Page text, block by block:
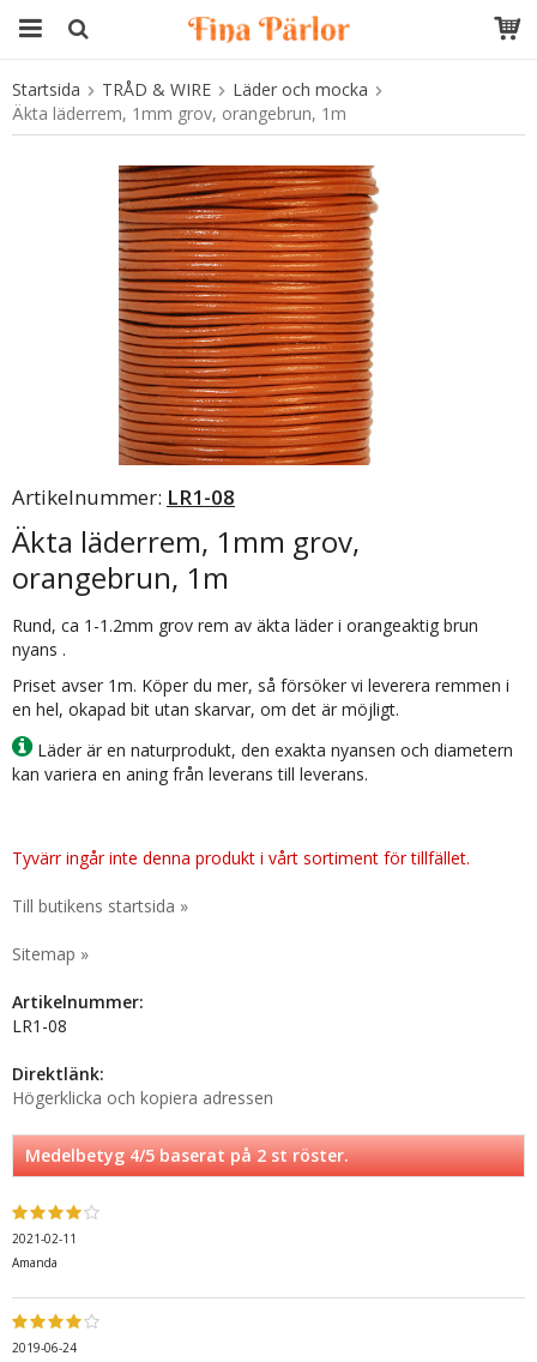
Produkten har blivit tillagd i varukorgen
Startsida TRÅD & WIRE
Läder och mocka
Äkta läderrem, 1mm grov, orangebrun, 1m
Artikelnummer: LR1-08
Äkta läderrem, 1mm grov,
orangebrun, 1m
Rund, ca 1-1.2mm grov rem av äkta läder i orangeaktig brun
nyans .
Priset avser 1m. Köper du mer, så försöker vi leverera remmen i
en hel, okapad bit utan skarvar, om det är möjligt.
Läder är en naturprodukt, den exakta nyansen och diametern
kan variera en aning från leverans till leverans.
Tyvärr ingår inte denna produkt i vårt sortiment för tillfället.
Till butikens startsida »
Sitemap »
Artikelnummer:
LR1-08
Direktlänk:
Högerklicka och kopiera adressen
Medelbetyg4/5 baserat på2st röster.
2021-02-11
Amanda
2019-06-24